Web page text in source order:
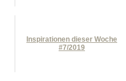
Inspirationen dieser Woche
#7/2019